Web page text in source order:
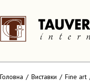
Головна Виставки Fine art